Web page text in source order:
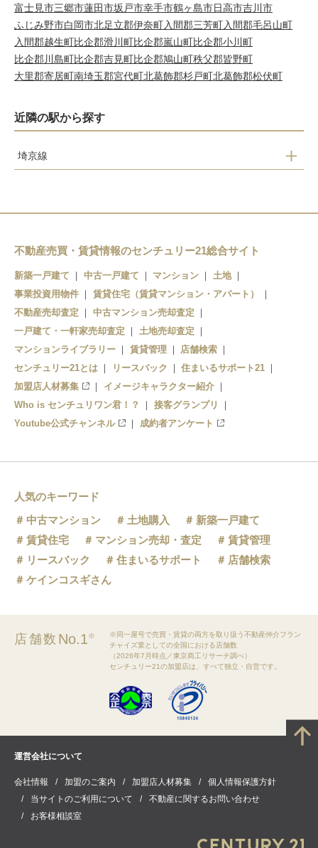
富士見市三郷市蓮田市坂戸市幸手市鶴ヶ島市日高市吉川市
ふじみ野市白岡市北足立郡伊奈町入間郡三芳町入間郡毛呂山町
入間郡越生町比企郡滑川町比企郡嵐山町比企郡小川町
比企郡川島町比企郡吉見町比企郡鳩山町秩父郡皆野町
大里郡寄居町南埼玉郡宮代町北葛飾郡杉戸町北葛飾郡松伏町
近隣の駅から探す
埼京線
戸田駅
北戸田駅
不動産売買・賃貸情報のセンチュリー21総合サイト
新築一戸建て 中古一戸建て マンション
土地
事業投資用物件
賃貸住宅（賃貸マンション・アパート）
不動産売却査定
中古マンション売却査定
一戸建て・一軒家売却査定
土地売却査定
マンションライブラリー
賃貸管理
店舗検索
センチュリー21とは
リースバック
住まいるサポート21
加盟店人材募集
イメージキャラクター紹介
Who is センチュリワン君！？
接客グランプリ
Youtube公式チャンネル
成約者アンケート
人気のキーワード
中古マンション
土地購入
新築一戸建て
賃貸住宅
マンション売却・査定
賃貸管理
リースバック
住まいるサポート
店舗検索
ケインコスギさん
店舗数 No.1※
※同一屋号で売買・賃貸の両方を取り扱う不動産仲介フラン
チャイズ業としての全国における店舗数
（2026年7月時点／東京商工リサーチ調べ）
センチュリー21の加盟店は、すべて独立・自営です。
運営会社について
会社情報 加盟のご案内 加盟店人材募集
個人情報保護方針
当サイトのご利用について
不動産に関するお問い合わせ
お客様相談室